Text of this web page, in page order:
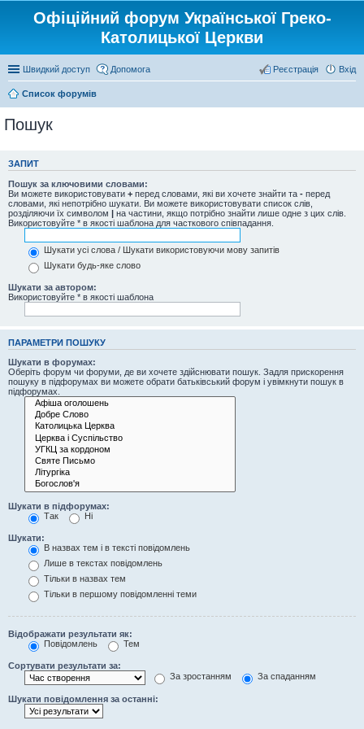
Офіційний форум Української Греко-
Католицької Церкви
Швидкий доступ Допомога Вхід
Реєстрація
Список форумів
Пошук
ЗАПИТ
Пошук за ключовими словами:
Ви можете використовувати + перед словами, які ви хочете знайти та - перед
словами, які непотрібно шукати. Ви можете використовувати список слів,
розділяючи їх символом | на частини, якщо потрібно знайти лише одне з цих слів.
Використовуйте * в якості шаблона для часткового співпадання.
Шукати усі слова / Шукати використовуючи мову запитів
Шукати будь-яке слово
Шукати за автором:
Використовуйте * в якості шаблона
ПАРАМЕТРИ ПОШУКУ
Шукати в форумах:
Оберіть форум чи форуми, де ви хочете здійснювати пошук. Задля прискорення
пошуку в підфорумах ви можете обрати батьківський форум і увімкнути пошук в
підфорумах.
Шукати в підфорумах:
Так
Ні
Шукати:
В назвах тем і в тексті повідомлень
Лише в текстах повідомлень
Тільки в назвах тем
Тільки в першому повідомленні теми
Відображати результати як:
Повідомлень
Тем
Сортувати результати за:
За зростанням
За спаданням
Шукати повідомлення за останні: